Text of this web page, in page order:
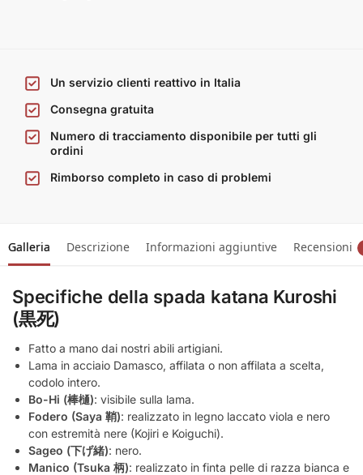
Un servizio clienti reattivo in Italia
Consegna gratuita
Numero di tracciamento disponibile per tutti gli
ordini
Rimborso completo in caso di problemi
Galleria Descrizione Informazioni aggiuntive Recensioni
Specifiche della spada katana Kuroshi
(黒死)
Fatto a mano dai nostri abili artigiani.
Lama in acciaio Damasco, affilata o non affilata a scelta,
codolo intero.
Bo-Hi (棒樋): visibile sulla lama.
Fodero (Saya 鞘): realizzato in legno laccato viola e nero
con estremità nere (Kojiri e Koiguchi).
Sageo (下げ緒): nero.
Manico (Tsuka 柄): realizzato in finta pelle di razza bianca e